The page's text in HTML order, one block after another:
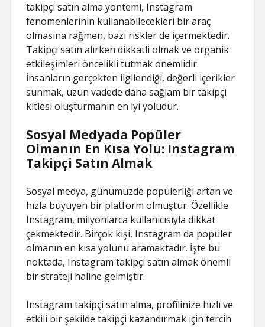
takipçi satın alma yöntemi, Instagram
fenomenlerinin kullanabilecekleri bir araç
olmasına rağmen, bazı riskler de içermektedir.
Takipçi satın alırken dikkatli olmak ve organik
etkileşimleri öncelikli tutmak önemlidir.
İnsanların gerçekten ilgilendiği, değerli içerikler
sunmak, uzun vadede daha sağlam bir takipçi
kitlesi oluşturmanın en iyi yoludur.
Sosyal Medyada Popüler
Olmanın En Kısa Yolu: Instagram
Takipçi Satın Almak
Sosyal medya, günümüzde popülerliği artan ve
hızla büyüyen bir platform olmuştur. Özellikle
Instagram, milyonlarca kullanıcısıyla dikkat
çekmektedir. Birçok kişi, Instagram'da popüler
olmanın en kısa yolunu aramaktadır. İşte bu
noktada, Instagram takipçi satın almak önemli
bir strateji haline gelmiştir.
Instagram takipçi satın alma, profilinize hızlı ve
etkili bir şekilde takipçi kazandırmak için tercih